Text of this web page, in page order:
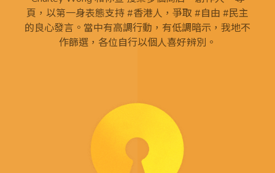
頁，以第一身表態支持 #香港人，爭取 #自由 #民主
的良心發言。當中有高調行動，有低調暗示，我地不
作篩選，各位自行以個人喜好辨別。